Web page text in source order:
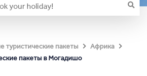
туристические пакеты
Африка
пакеты в Могадишо